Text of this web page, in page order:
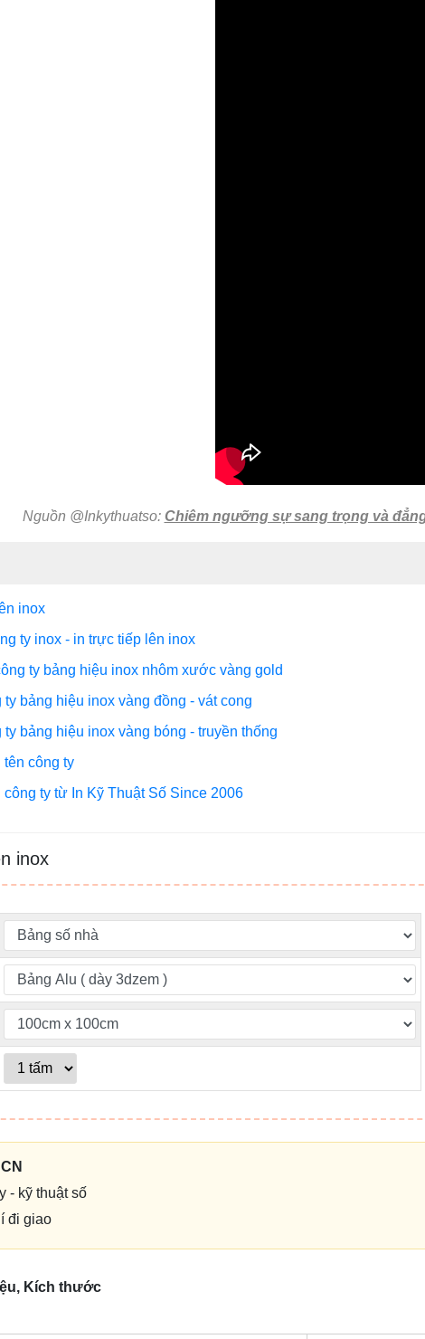
Nguồn @Inkythuatso: Chiêm ngưỡng sự sang trọng và
inox
ty inox - in trực tiếp lên inox
ty bảng hiệu inox nhôm xước vàng gold
ty bảng hiệu inox vàng đồng - vát cong
ty bảng hiệu inox vàng bóng - truyền thống
công ty
công ty từ In Kỹ Thuật Số Since 2006
inox
- kỹ thuật số
đi giao
Kích thước